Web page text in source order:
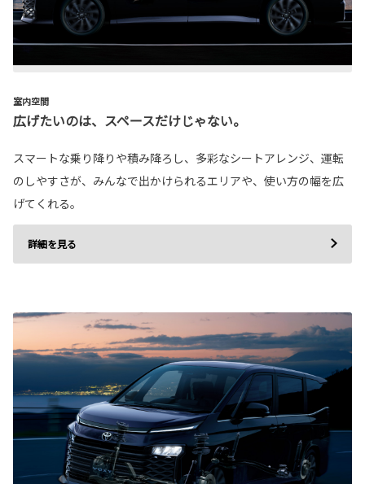
室内空間
広げたいのは、スペースだけじゃない。
スマートな乗り降りや積み降ろし、多彩なシートアレンジ、運転
のしやすさが、みんなで出かけられるエリアや、使い方の幅を広
げてくれる。
詳細を見る